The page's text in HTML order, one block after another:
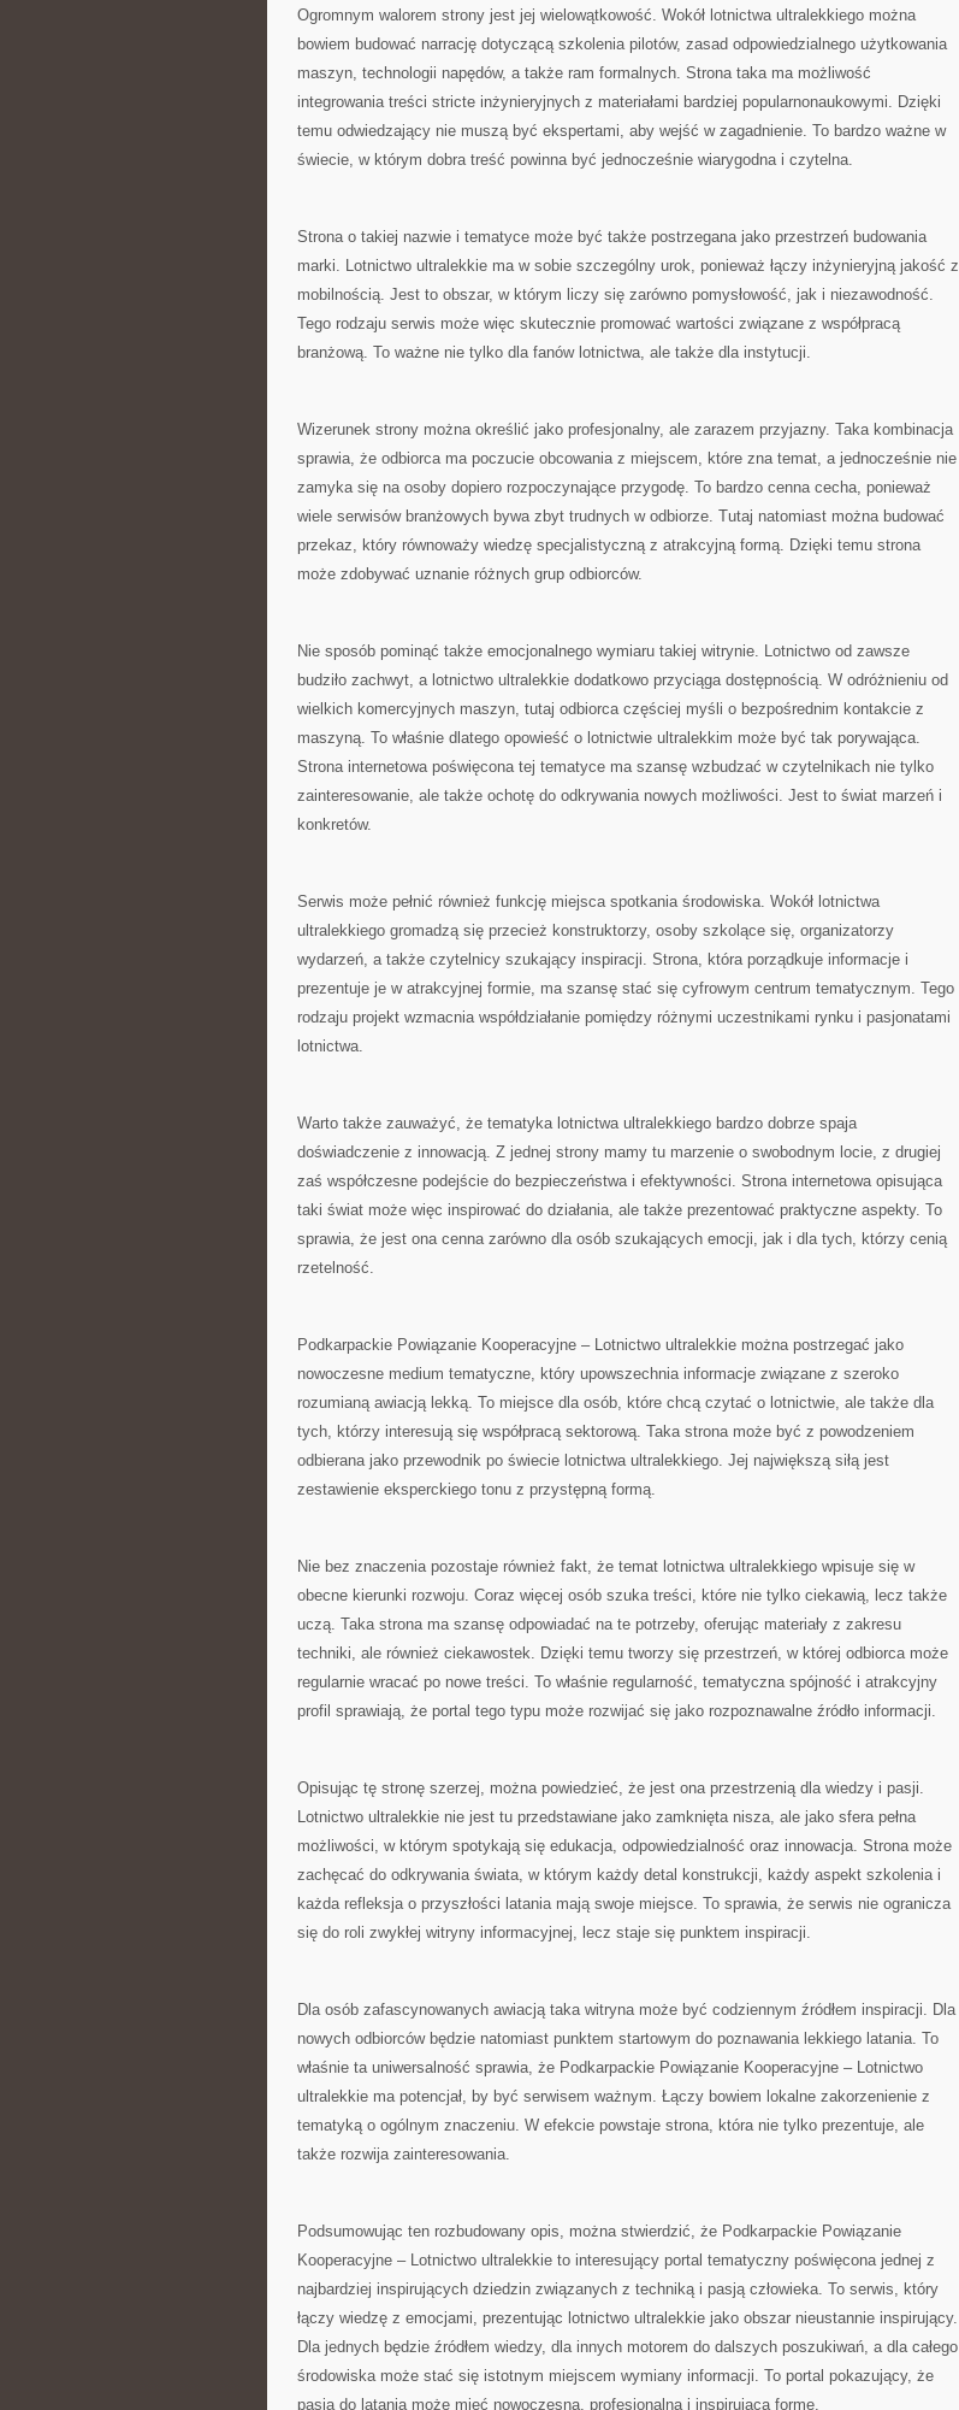
Ogromnym walorem strony jest jej wielowątkowość. Wokół lotnictwa ultralekkiego można
bowiem budować narrację dotyczącą szkolenia pilotów, zasad odpowiedzialnego użytkowania
maszyn, technologii napędów, a także ram formalnych. Strona taka ma możliwość
integrowania treści stricte inżynieryjnych z materiałami bardziej popularnonaukowymi. Dzięki
temu odwiedzający nie muszą być ekspertami, aby wejść w zagadnienie. To bardzo ważne w
świecie, w którym dobra treść powinna być jednocześnie wiarygodna i czytelna.
Strona o takiej nazwie i tematyce może być także postrzegana jako przestrzeń budowania
marki. Lotnictwo ultralekkie ma w sobie szczególny urok, ponieważ łączy inżynieryjną jakość z
mobilnością. Jest to obszar, w którym liczy się zarówno pomysłowość, jak i niezawodność.
Tego rodzaju serwis może więc skutecznie promować wartości związane z współpracą
branżową. To ważne nie tylko dla fanów lotnictwa, ale także dla instytucji.
Wizerunek strony można określić jako profesjonalny, ale zarazem przyjazny. Taka kombinacja
sprawia, że odbiorca ma poczucie obcowania z miejscem, które zna temat, a jednocześnie nie
zamyka się na osoby dopiero rozpoczynające przygodę. To bardzo cenna cecha, ponieważ
wiele serwisów branżowych bywa zbyt trudnych w odbiorze. Tutaj natomiast można budować
przekaz, który równoważy wiedzę specjalistyczną z atrakcyjną formą. Dzięki temu strona
może zdobywać uznanie różnych grup odbiorców.
Nie sposób pominąć także emocjonalnego wymiaru takiej witrynie. Lotnictwo od zawsze
budziło zachwyt, a lotnictwo ultralekkie dodatkowo przyciąga dostępnością. W odróżnieniu od
wielkich komercyjnych maszyn, tutaj odbiorca częściej myśli o bezpośrednim kontakcie z
maszyną. To właśnie dlatego opowieść o lotnictwie ultralekkim może być tak porywająca.
Strona internetowa poświęcona tej tematyce ma szansę wzbudzać w czytelnikach nie tylko
zainteresowanie, ale także ochotę do odkrywania nowych możliwości. Jest to świat marzeń i
konkretów.
Serwis może pełnić również funkcję miejsca spotkania środowiska. Wokół lotnictwa
ultralekkiego gromadzą się przecież konstruktorzy, osoby szkolące się, organizatorzy
wydarzeń, a także czytelnicy szukający inspiracji. Strona, która porządkuje informacje i
prezentuje je w atrakcyjnej formie, ma szansę stać się cyfrowym centrum tematycznym. Tego
rodzaju projekt wzmacnia współdziałanie pomiędzy różnymi uczestnikami rynku i pasjonatami
lotnictwa.
Warto także zauważyć, że tematyka lotnictwa ultralekkiego bardzo dobrze spaja
doświadczenie z innowacją. Z jednej strony mamy tu marzenie o swobodnym locie, z drugiej
zaś współczesne podejście do bezpieczeństwa i efektywności. Strona internetowa opisująca
taki świat może więc inspirować do działania, ale także prezentować praktyczne aspekty. To
sprawia, że jest ona cenna zarówno dla osób szukających emocji, jak i dla tych, którzy cenią
rzetelność.
Podkarpackie Powiązanie Kooperacyjne – Lotnictwo ultralekkie można postrzegać jako
nowoczesne medium tematyczne, który upowszechnia informacje związane z szeroko
rozumianą awiacją lekką. To miejsce dla osób, które chcą czytać o lotnictwie, ale także dla
tych, którzy interesują się współpracą sektorową. Taka strona może być z powodzeniem
odbierana jako przewodnik po świecie lotnictwa ultralekkiego. Jej największą siłą jest
zestawienie eksperckiego tonu z przystępną formą.
Nie bez znaczenia pozostaje również fakt, że temat lotnictwa ultralekkiego wpisuje się w
obecne kierunki rozwoju. Coraz więcej osób szuka treści, które nie tylko ciekawią, lecz także
uczą. Taka strona ma szansę odpowiadać na te potrzeby, oferując materiały z zakresu
techniki, ale również ciekawostek. Dzięki temu tworzy się przestrzeń, w której odbiorca może
regularnie wracać po nowe treści. To właśnie regularność, tematyczna spójność i atrakcyjny
profil sprawiają, że portal tego typu może rozwijać się jako rozpoznawalne źródło informacji.
Opisując tę stronę szerzej, można powiedzieć, że jest ona przestrzenią dla wiedzy i pasji.
Lotnictwo ultralekkie nie jest tu przedstawiane jako zamknięta nisza, ale jako sfera pełna
możliwości, w którym spotykają się edukacja, odpowiedzialność oraz innowacja. Strona może
zachęcać do odkrywania świata, w którym każdy detal konstrukcji, każdy aspekt szkolenia i
każda refleksja o przyszłości latania mają swoje miejsce. To sprawia, że serwis nie ogranicza
się do roli zwykłej witryny informacyjnej, lecz staje się punktem inspiracji.
Dla osób zafascynowanych awiacją taka witryna może być codziennym źródłem inspiracji. Dla
nowych odbiorców będzie natomiast punktem startowym do poznawania lekkiego latania. To
właśnie ta uniwersalność sprawia, że Podkarpackie Powiązanie Kooperacyjne – Lotnictwo
ultralekkie ma potencjał, by być serwisem ważnym. Łączy bowiem lokalne zakorzenienie z
tematyką o ogólnym znaczeniu. W efekcie powstaje strona, która nie tylko prezentuje, ale
także rozwija zainteresowania.
Podsumowując ten rozbudowany opis, można stwierdzić, że Podkarpackie Powiązanie
Kooperacyjne – Lotnictwo ultralekkie to interesujący portal tematyczny poświęcona jednej z
najbardziej inspirujących dziedzin związanych z techniką i pasją człowieka. To serwis, który
łączy wiedzę z emocjami, prezentując lotnictwo ultralekkie jako obszar nieustannie inspirujący.
Dla jednych będzie źródłem wiedzy, dla innych motorem do dalszych poszukiwań, a dla całego
środowiska może stać się istotnym miejscem wymiany informacji. To portal pokazujący, że
pasja do latania może mieć nowoczesną, profesjonalną i inspirującą formę.